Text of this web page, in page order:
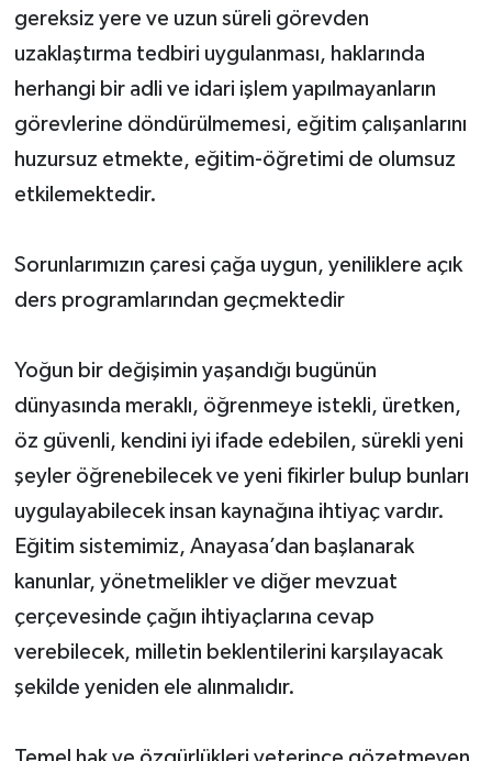
gereksiz yere ve uzun süreli görevden
uzaklaştırma tedbiri uygulanması, haklarında
herhangi bir adli ve idari işlem yapılmayanların
görevlerine döndürülmemesi, eğitim çalışanlarını
huzursuz etmekte, eğitim-öğretimi de olumsuz
etkilemektedir.
Sorunlarımızın çaresi çağa uygun, yeniliklere açık
ders programlarından geçmektedir
Yoğun bir değişimin yaşandığı bugünün
dünyasında meraklı, öğrenmeye istekli, üretken,
öz güvenli, kendini iyi ifade edebilen, sürekli yeni
şeyler öğrenebilecek ve yeni fikirler bulup bunları
uygulayabilecek insan kaynağına ihtiyaç vardır.
Eğitim sistemimiz, Anayasa’dan başlanarak
kanunlar, yönetmelikler ve diğer mevzuat
çerçevesinde çağın ihtiyaçlarına cevap
verebilecek, milletin beklentilerini karşılayacak
şekilde yeniden ele alınmalıdır.